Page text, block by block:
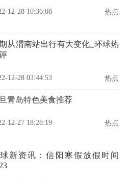
12-28 10:36:08 热点
从渭南站出行有大变化_环球热
12-28 03:44:53 热点
青岛特色美食推荐
12-27 18:28:19 热点
新资讯：信阳寒假放假时间